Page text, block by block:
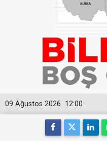
12:00
09 Ağustos 2026